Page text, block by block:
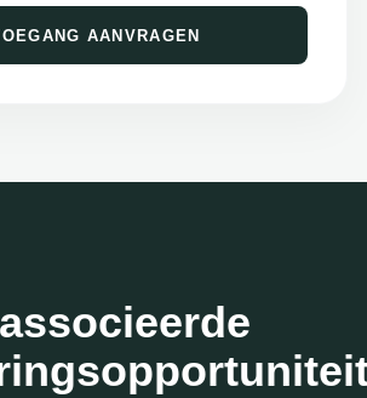
AANVRAGEN